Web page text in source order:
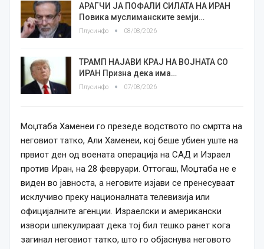
АРАГЧИ ЈА ПОФАЛИ СИЛАТА НА ИРАН
Повика муслиманските земји…
Плусинфо 08/08/2026
ТРАМП НАЈАВИ КРАЈ НА ВОЈНАТА СО
ИРАН Призна дека има…
Плусинфо 07/08/2026
Моџтаба Хаменеи го презеде водството по смртта на
неговиот татко, Али Хаменеи, кој беше убиен уште на
првиот ден од воената операција на САД и Израел
против Иран, на 28 февруари. Оттогаш, Моџтаба не е
виден во јавноста, а неговите изјави се пренесуваат
исклучиво преку националната телевизија или
официјалните агенции. Израелски и американски
извори шпекулираат дека тој бил тешко ранет кога
загинал неговиот татко, што го објаснува неговото